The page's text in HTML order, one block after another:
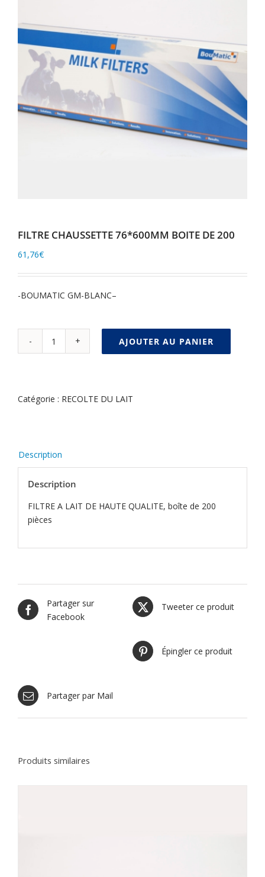
FILTRE CHAUSSETTE 76*600MM BOITE DE 200
61,76€
-BOUMATIC GM-BLANC–
quantité
76*600MM
AJOUTER AU PANIER
Alternative:
Catégorie : RECOLTE DU LAIT
Description
Description
FILTRE A LAIT DE HAUTE QUALITE, boîte de 200
pièces
Partager sur
Facebook
Tweeter ce produit
Épingler ce produit
Partager par Mail
Produits similaires